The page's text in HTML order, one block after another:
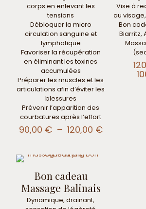
Nom*
mail*
Enregistrer mon nom, mon e-mail et
navigateur pour mon prochain
corps en enlevant les
tensions
Débloquer la micro
circulation sanguine et
lymphatique
Favoriser la récupération
en éliminant les toxines
accumulées
Préparer les muscles et les
articulations afin d’éviter les
blessures
Prévenir l’apparition des
courbatures après l’effort
90,00 € – 120,00 €Plage
Vise à
au
Bon
Biarritz,
Bon cadeau
Massage Balinais
Dynamique, drainant,